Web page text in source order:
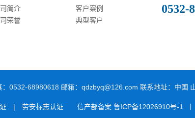
简介
荣誉
客户案例
典型客户
0532-
0532-68980618 邮箱：qdzbyq@126.com 联系地址：中国
证 | 劳安标志认证 信产部备案 鲁ICP备12026910号-1